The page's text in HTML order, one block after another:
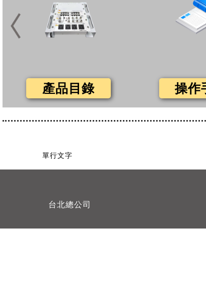
產品目錄 操作
單行文字
台北總公司